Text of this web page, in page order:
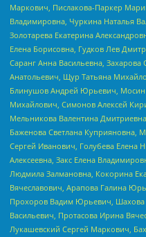
Маркович, Пислакова-Паркер
Владимировна, Чуркина Наталья
Золотарева Екатерина
Елена Борисовна, Гудков Лев
Саранг Анна Васильевна,
Анатольевич, Щур Татьяна
Блинушов Андрей Юрьевич, Мосин
Михайлович, Симонов Алексей
Мельникова Валентина
Баженова Светлана Куприяновна,
Сергей Иванович, Голубева Елена
Алексеевна, Закс Елена
Людмила Залмановна, Кокорина
Вячеславович, Арапова Галина
Прохоров Вадим Юрьевич, Шахова
Васильевич, Протасова Ирина
Лукашевский Сергей Маркович,